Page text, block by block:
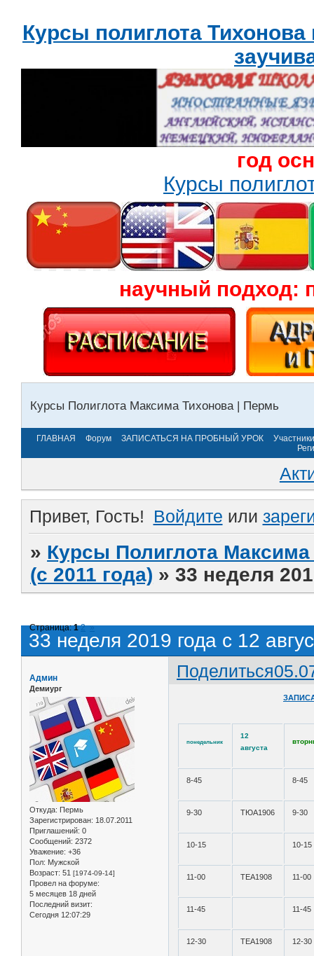
Курсы полиглота
год
Курсы
научный подход:
Курсы Полиглота Максима Тихонова | Пермь
ГЛАВНАЯ Форум ЗАПИСАТЬСЯ НА ПРОБНЫЙ УРОК
Участники
Привет, Гость! Войдите или
» Курсы Полиглота
(с 2011 года) »33 неделя
33 неделя 2019 года с 12
Страница:1 2 »
Поделиться
Админ
Демиург
Откуда: Пермь
Зарегистрирован: 18.07.2011
Приглашений: 0
Сообщений: 2372
Уважение: +36
Пол: Мужской
Возраст: 51 [1974-09-14]
Провел на форуме:
5 месяцев 18 дней
Последний визит:
Сегодня 12:07:29
понедельник
12
августа
8-45 8-45
9-30 ТЮА1906 9-30
10-15 10-15
11-00 ТЕА1908 11-00
11-45 11-45
12-30 ТЕА1908 12-30